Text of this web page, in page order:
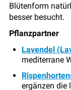
Blütenform
besser besucht.
Pflanzpartner
Lavendel
mediterrane
ergänzen die